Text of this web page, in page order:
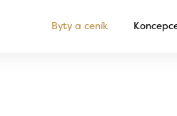
Byty a ceník